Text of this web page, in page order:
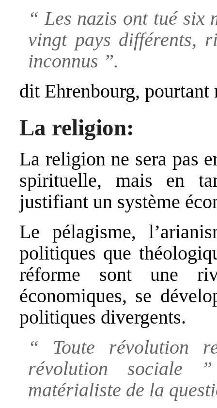
“ Les nazis ont tué six
vingt pays différents,
inconnus ”.
dit Ehrenbourg, pourtant
La religion:
La religion ne sera pas
spirituelle, mais en
justifiant un système
Le pélagisme,
politiques que
réforme sont une
économiques, se
politiques divergents.
“ Toute révolution
révolution sociale
matérialiste de la